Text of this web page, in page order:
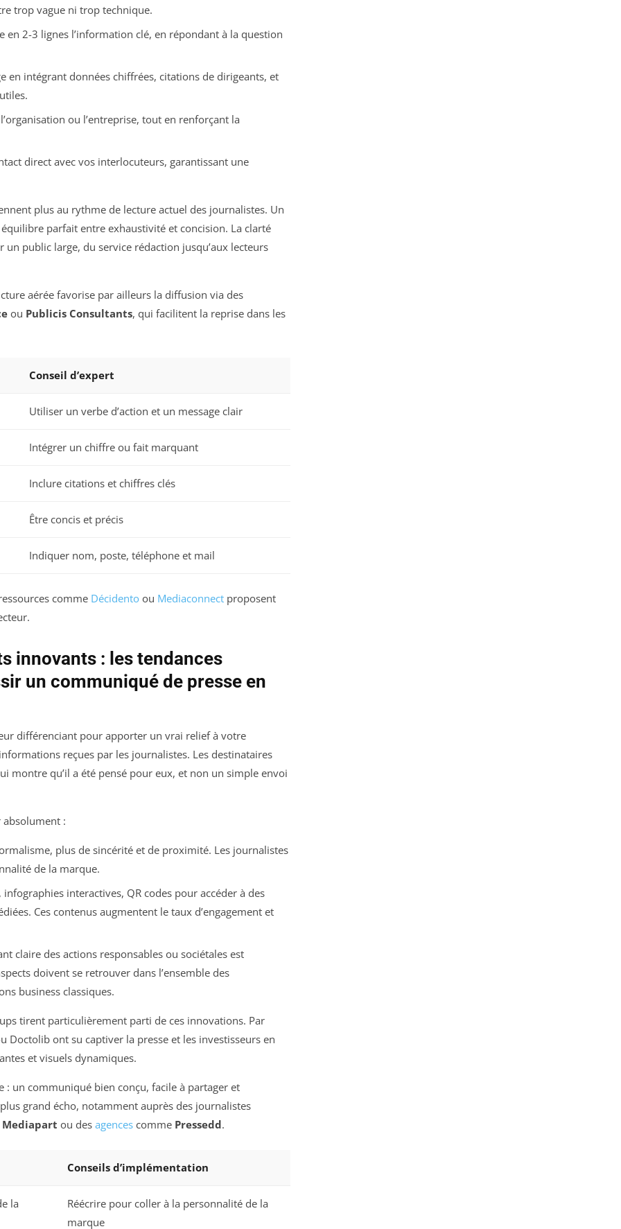
trop vague ni trop technique.
en 2-3 lignes l’information clé, en répondant à la question
en intégrant données chiffrées, citations de dirigeants, et
ou l’entreprise, tout en renforçant la
direct avec vos interlocuteurs, garantissant une
plus au rythme de lecture actuel des journalistes. Un
parfait entre exhaustivité et concision. La clarté
public large, du service rédaction jusqu’aux lecteurs
aérée favorise par ailleurs la diffusion via des
ou Publicis Consultants, qui facilitent la reprise dans les
Conseil d’expert
Utiliser un verbe d’action et un message clair
Intégrer un chiffre ou fait marquant
Inclure citations et chiffres clés
Être concis et précis
Indiquer nom, poste, téléphone et mail
comme Décidento ou Mediaconnect proposent
innovants : les tendances
un communiqué de presse en
différenciant pour apporter un vrai relief à votre
reçues par les journalistes. Les destinataires
montre qu’il a été pensé pour eux, et non un simple envoi
absolument :
plus de sincérité et de proximité. Les journalistes
de la marque.
interactives, QR codes pour accéder à des
Ces contenus augmentent le taux d’engagement et
claire des actions responsables ou sociétales est
doivent se retrouver dans l’ensemble des
business classiques.
tirent particulièrement parti de ces innovations. Par
Doctolib ont su captiver la presse et les investisseurs en
et visuels dynamiques.
: un communiqué bien conçu, facile à partager et
grand écho, notamment auprès des journalistes
Mediapart ou des agences comme Pressedd.
Conseils d’implémentation
la
Réécrire pour coller à la personnalité de la
marque